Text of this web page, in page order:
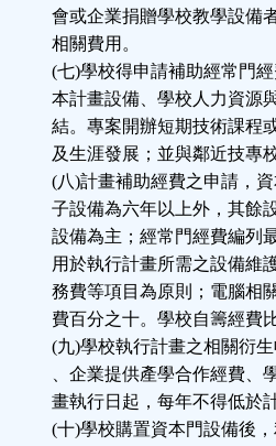
會或企業捐贈學校教學設備者
相關費用。
(七)學校得申請補助經常門經
本計畫設備、學校人力資源與
結。專案開辦短期技術課程或
及生涯發展；並與鄰近技專校
(八)計畫補助經費之申請，資
子設備為六年以上外，其餘設
設備為主；經常門經費編列最
用於執行計畫所需之設備維護
務費等項目為原則；電腦相關
費百分之十。學校自籌經費比
(九)學校執行計畫之相關衍生
企業提供產學合作經費、
畫執行日起，每年不得低於計
(十)學校購置資本門設備後，